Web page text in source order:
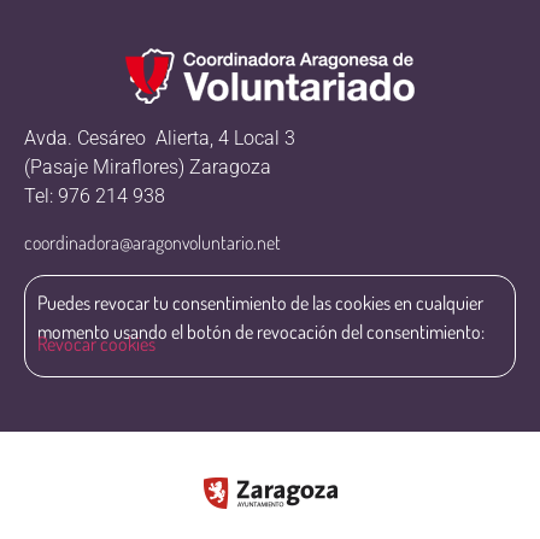
Avda. Cesáreo Alierta, 4 Local 3
(Pasaje Miraflores) Zaragoza
Tel: 976 214 938
coordinadora@aragonvoluntario.net
Puedes revocar tu consentimiento de las cookies en cualquier
momento usando el botón de revocación del consentimiento:
Revocar cookies